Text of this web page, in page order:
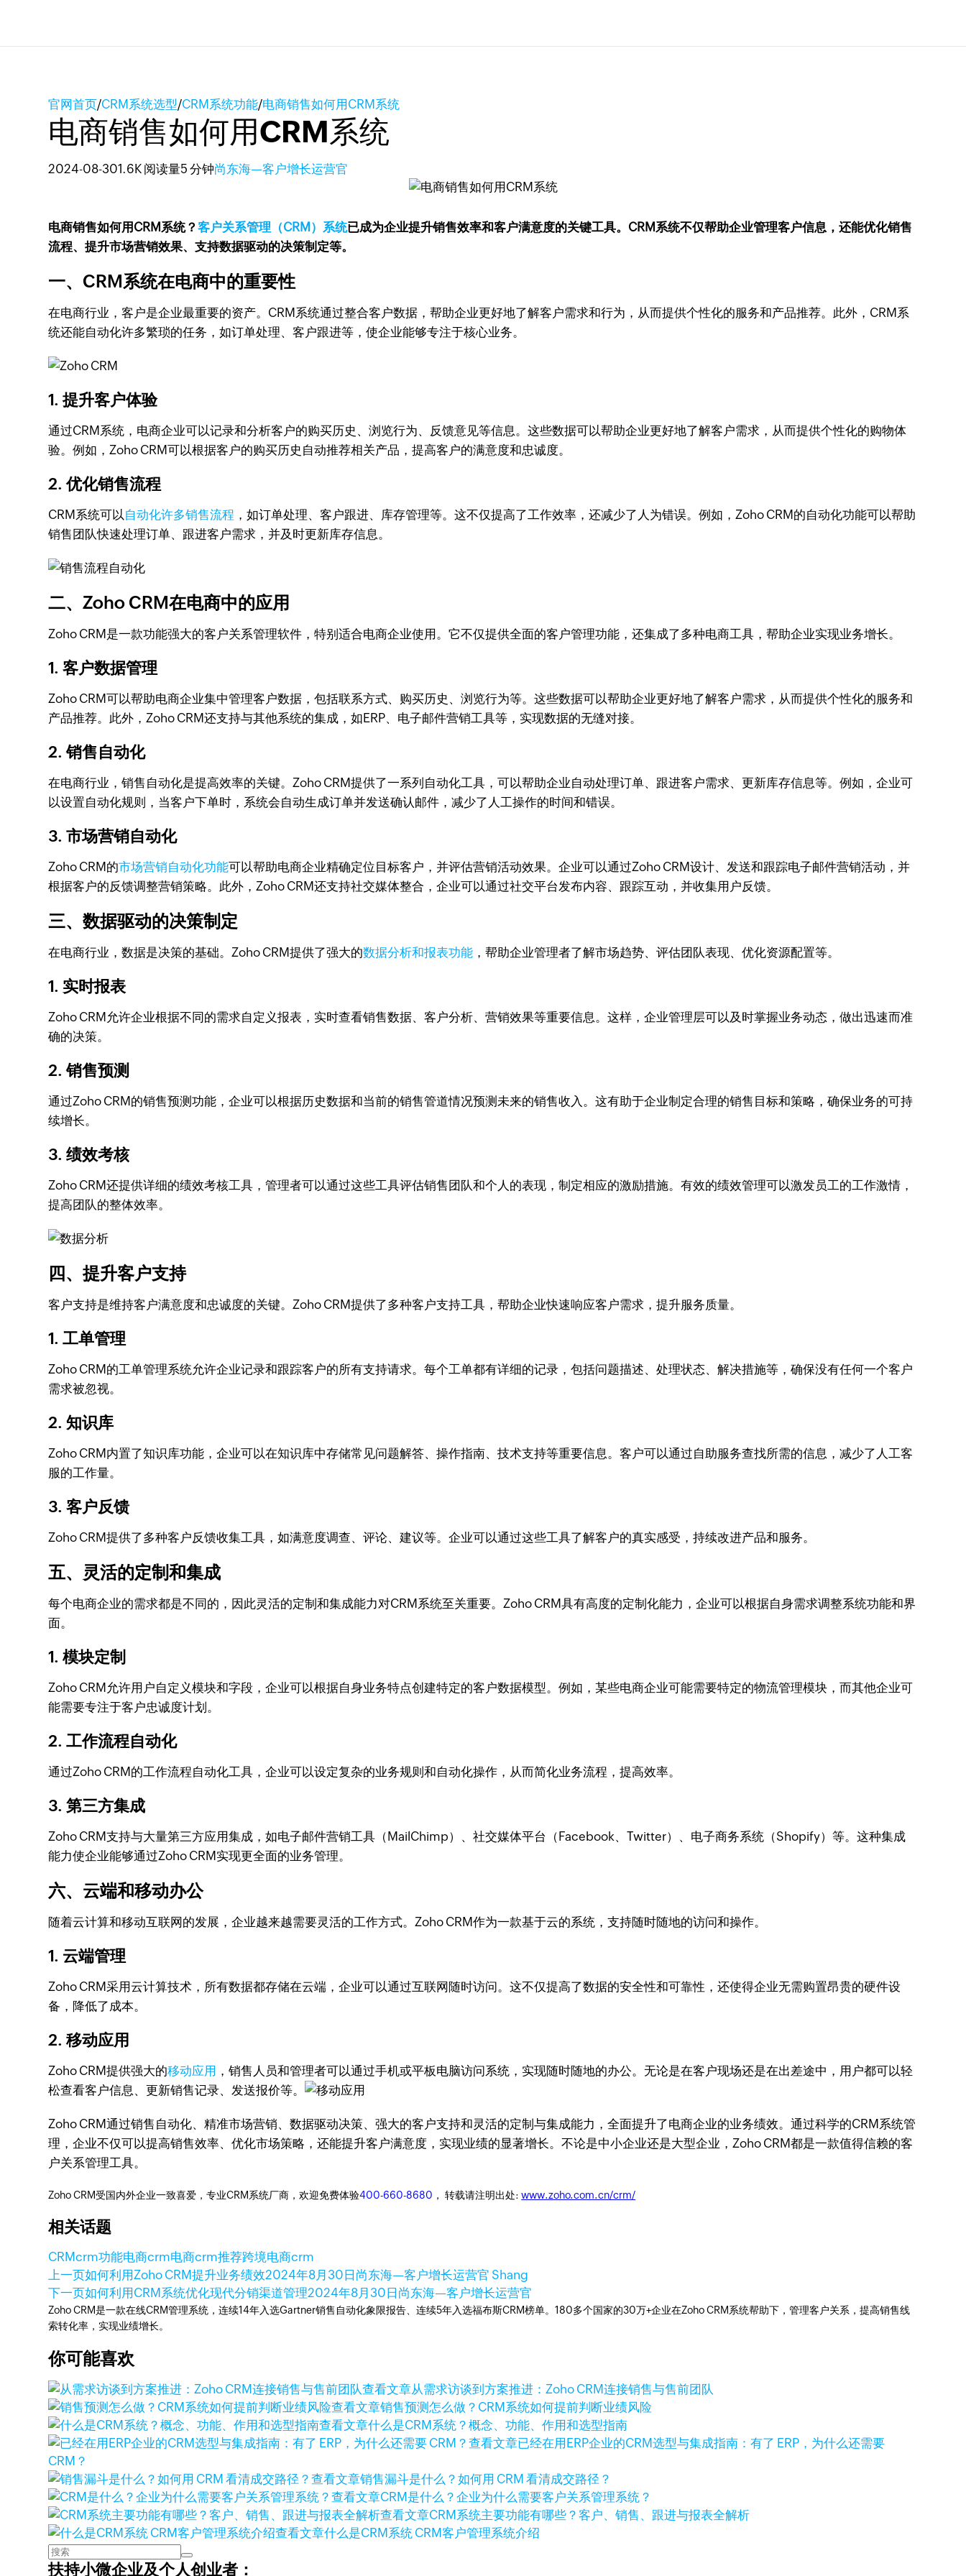
官网首页/CRM系统选型/CRM系统功能/电商销售如何用CRM系统
电商销售如何用CRM系统
2024-08-301.6K 阅读量5 分钟尚东海—客户增长运营官
电商销售如何用CRM系统？客户关系管理（CRM）系统已成为企业提升销售效率和客户满意度的关键工具。CRM系统不仅帮助企业管理客户信息，还能优化销售
流程、提升市场营销效果、支持数据驱动的决策制定等。
一、CRM系统在电商中的重要性
在电商行业，客户是企业最重要的资产。CRM系统通过整合客户数据，帮助企业更好地了解客户需求和行为，从而提供个性化的服务和产品推荐。此外，CRM系
统还能自动化许多繁琐的任务，如订单处理、客户跟进等，使企业能够专注于核心业务。
1. 提升客户体验
通过CRM系统，电商企业可以记录和分析客户的购买历史、浏览行为、反馈意见等信息。这些数据可以帮助企业更好地了解客户需求，从而提供个性化的购物体
验。例如，Zoho CRM可以根据客户的购买历史自动推荐相关产品，提高客户的满意度和忠诚度。
2. 优化销售流程
CRM系统可以自动化许多销售流程 ，如订单处理、客户跟进、库存管理等。这不仅提高了工作效率，还减少了人为错误。例如，Zoho CRM的自动化功能可以帮助
销售团队快速处理订单、跟进客户需求，并及时更新库存信息。
二、Zoho CRM在电商中的应用
Zoho CRM是一款功能强大的客户关系管理软件，特别适合电商企业使用。它不仅提供全面的客户管理功能，还集成了多种电商工具，帮助企业实现业务增长。
1. 客户数据管理
Zoho CRM可以帮助电商企业集中管理客户数据，包括联系方式、购买历史、浏览行为等。这些数据可以帮助企业更好地了解客户需求，从而提供个性化的服务和
产品推荐。此外，Zoho CRM还支持与其他系统的集成，如ERP、电子邮件营销工具等，实现数据的无缝对接。
2. 销售自动化
在电商行业，销售自动化是提高效率的关键。Zoho CRM提供了一系列自动化工具，可以帮助企业自动处理订单、跟进客户需求、更新库存信息等。例如，企业可
以设置自动化规则，当客户下单时，系统会自动生成订单并发送确认邮件，减少了人工操作的时间和错误。
3. 市场营销自动化
Zoho CRM的市场营销自动化功能可以帮助电商企业精确定位目标客户，并评估营销活动效果。企业可以通过Zoho CRM设计、发送和跟踪电子邮件营销活动，并
根据客户的反馈调整营销策略。此外，Zoho CRM还支持社交媒体整合，企业可以通过社交平台发布内容、跟踪互动，并收集用户反馈。
三、数据驱动的决策制定
在电商行业，数据是决策的基础。Zoho CRM提供了强大的数据分析和报表功能 ，帮助企业管理者了解市场趋势、评估团队表现、优化资源配置等。
1. 实时报表
Zoho CRM允许企业根据不同的需求自定义报表，实时查看销售数据、客户分析、营销效果等重要信息。这样，企业管理层可以及时掌握业务动态，做出迅速而准
确的决策。
2. 销售预测
通过Zoho CRM的销售预测功能，企业可以根据历史数据和当前的销售管道情况预测未来的销售收入。这有助于企业制定合理的销售目标和策略，确保业务的可持
续增长。
3. 绩效考核
Zoho CRM还提供详细的绩效考核工具，管理者可以通过这些工具评估销售团队和个人的表现，制定相应的激励措施。有效的绩效管理可以激发员工的工作激情，
提高团队的整体效率。
四、提升客户支持
客户支持是维持客户满意度和忠诚度的关键。Zoho CRM提供了多种客户支持工具，帮助企业快速响应客户需求，提升服务质量。
1. 工单管理
Zoho CRM的工单管理系统允许企业记录和跟踪客户的所有支持请求。每个工单都有详细的记录，包括问题描述、处理状态、解决措施等，确保没有任何一个客户
需求被忽视。
2. 知识库
Zoho CRM内置了知识库功能，企业可以在知识库中存储常见问题解答、操作指南、技术支持等重要信息。客户可以通过自助服务查找所需的信息，减少了人工客
服的工作量。
3. 客户反馈
Zoho CRM提供了多种客户反馈收集工具，如满意度调查、评论、建议等。企业可以通过这些工具了解客户的真实感受，持续改进产品和服务。
五、灵活的定制和集成
每个电商企业的需求都是不同的，因此灵活的定制和集成能力对CRM系统至关重要。Zoho CRM具有高度的定制化能力，企业可以根据自身需求调整系统功能和界
面。
1. 模块定制
Zoho CRM允许用户自定义模块和字段，企业可以根据自身业务特点创建特定的客户数据模型。例如，某些电商企业可能需要特定的物流管理模块，而其他企业可
能需要专注于客户忠诚度计划。
2. 工作流程自动化
通过Zoho CRM的工作流程自动化工具，企业可以设定复杂的业务规则和自动化操作，从而简化业务流程，提高效率。
3. 第三方集成
Zoho CRM支持与大量第三方应用集成，如电子邮件营销工具（MailChimp）、社交媒体平台（Facebook、Twitter）、电子商务系统（Shopify）等。这种集成
能力使企业能够通过Zoho CRM实现更全面的业务管理。
六、云端和移动办公
随着云计算和移动互联网的发展，企业越来越需要灵活的工作方式。Zoho CRM作为一款基于云的系统，支持随时随地的访问和操作。
1. 云端管理
Zoho CRM采用云计算技术，所有数据都存储在云端，企业可以通过互联网随时访问。这不仅提高了数据的安全性和可靠性，还使得企业无需购置昂贵的硬件设
备，降低了成本。
2. 移动应用
Zoho CRM提供强大的移动应用 ，销售人员和管理者可以通过手机或平板电脑访问系统，实现随时随地的办公。无论是在客户现场还是在出差途中，用户都可以轻
松查看客户信息、更新销售记录、发送报价等。
Zoho CRM通过销售自动化、精准市场营销、数据驱动决策、强大的客户支持和灵活的定制与集成能力，全面提升了电商企业的业务绩效。通过科学的CRM系统管
理，企业不仅可以提高销售效率、优化市场策略，还能提升客户满意度，实现业绩的显著增长。不论是中小企业还是大型企业，Zoho CRM都是一款值得信赖的客
户关系管理工具。
Zoho CRM受国内外企业一致喜爱，专业CRM系统厂商，欢迎免费体验400-660-8680 ， 转载请注明出处:www.zoho.com.cn/crm/
相关话题
CRMcrm功能电商crm电商crm推荐跨境电商crm
上一页如何利用Zoho CRM提升业务绩效2024年8月30日 尚东海—客户增长运营官 Shang
下一页如何利用CRM系统优化现代分销渠道管理2024年8月30日 尚东海—客户增长运营官
Zoho CRM是一款在线CRM管理系统，连续14年入选Gartner销售自动化象限报告、连续5年入选福布斯CRM榜单。180多个国家的30万+企业在Zoho CRM系统帮助下，管理客户关系，提高销售线
索转化率，实现业绩增长。
你可能喜欢
查看文章从需求访谈到方案推进：Zoho CRM连接销售与售前团队
查看文章销售预测怎么做？CRM系统如何提前判断业绩风险
查看文章什么是CRM系统？概念、功能、作用和选型指南
查看文章已经在用ERP企业的CRM选型与集成指南：有了 ERP，为什么还需要
CRM？
查看文章销售漏斗是什么？如何用 CRM 看清成交路径？
查看文章CRM是什么？企业为什么需要客户关系管理系统？
查看文章CRM系统主要功能有哪些？客户、销售、跟进与报表全解析
查看文章什么是CRM系统 CRM客户管理系统介绍
扶持小微企业及个人创业者：